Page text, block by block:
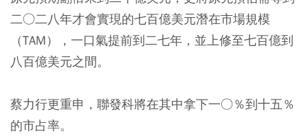
二○二八年才會實現的七百億美元潛在市場規模
（TAM），一口氣提前到二七年，並上修至七百億到
八百億美元之間。
蔡力行更重申，聯發科將在其中拿下一○％到十五％
的市占率。